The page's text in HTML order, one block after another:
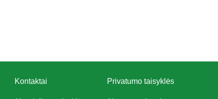
Kontaktai Privatumo taisyklės